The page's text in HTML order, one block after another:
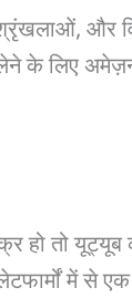
श्रृंखलाओं, और
के लिए
हो तो
में से